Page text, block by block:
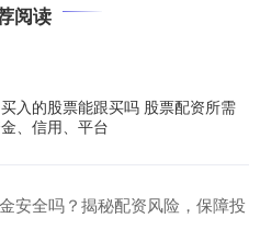
阅读
入的股票能跟买吗 股票配资所需
、信用、平台
安全吗？揭秘配资风险，保障投